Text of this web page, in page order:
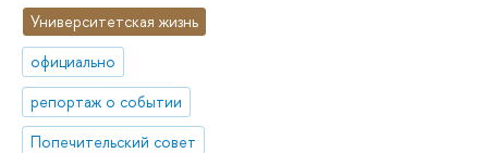
Университетская жизнь
официально
репортаж о событии
Попечительский совет